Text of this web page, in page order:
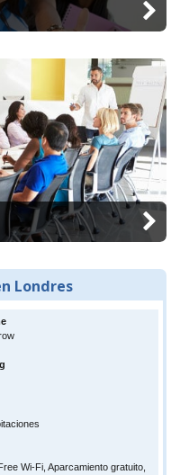
Londres
Wi-Fi, Aparcamiento gratuito,